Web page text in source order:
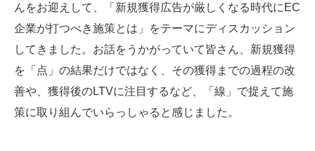
んをお迎えして、「新規獲得広告が厳しくなる時代にEC
企業が打つべき施策とは」をテーマにディスカッション
してきました。お話をうかがっていて皆さん、新規獲得
を「点」の結果だけではなく、その獲得までの過程の改
善や、獲得後のLTVに注目するなど、「線」で捉えて施
策に取り組んでいらっしゃると感じました。